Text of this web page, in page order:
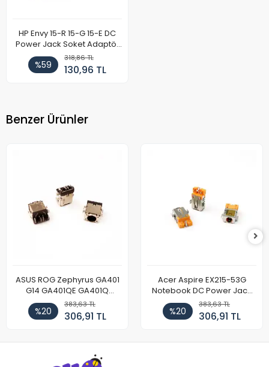
HP Envy 15-R 15-G 15-E DC
Power Jack Soket Adaptör
Girişi
%59
318,86 TL
130,96 TL
Benzer Ürünler
ASUS ROG Zephyrus GA401
G14 GA401QE GA401Q
GA402 GA402R GA402RK
HQ058T GA503QR GA503QS
GA503QM GA503QE GX650
Soketi
%20
383,63 TL
306,91 TL
Acer Aspire EX215-53G
Notebook DC Power Jack
Soket
%20
383,63 TL
306,91 TL